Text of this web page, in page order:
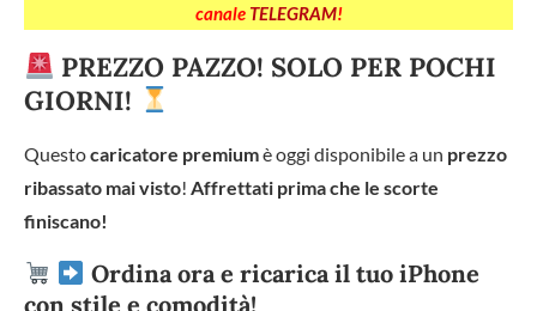
canale TELEGRAM!
PREZZO PAZZO! SOLO PER POCHI
GIORNI!
Questocaricatore premiumè oggi disponibile a un prezzo
ribassato mai visto! Affrettati prima che le scorte
finiscano!
Ordina ora e ricarica il tuo iPhone
con stile e comodità!